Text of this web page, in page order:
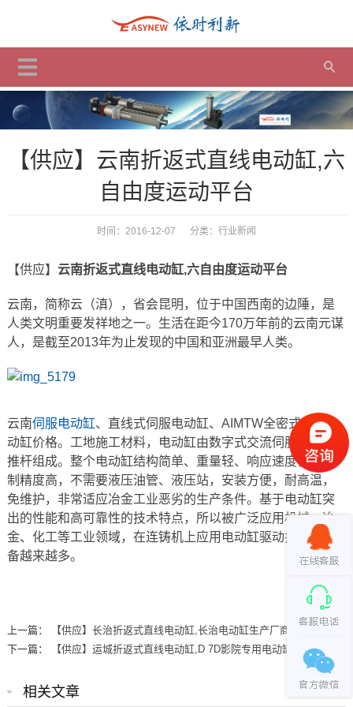
【供应】云南折返式直线电动缸,六
自由度运动平台
时间：2016-12-07 分类： 行业新闻
【供应】 云南折返式直线电动缸,六自由度运动平台
云南，简称云（滇），省会昆明，位于中国西南的边陲，是
人类文明重要发祥地之一。生活在距今170万年前的云南元谋
人，是截至2013年为止发现的中国和亚洲最早人类。
云南伺服电动缸、直线式伺服电动缸、AIMTW全密式伺服电
动缸价格。工地施工材料，电动缸由数字式交流伺服电机和
推杆组成。整个电动缸结构简单、重量轻、响应速度快、控
制精度高，不需要液压油管、液压站，安装方便，耐高温，
免维护，非常适应冶金工业恶劣的生产条件。基于电动缸突
出的性能和高可靠性的技术特点，所以被广泛应用机械、冶
金、化工等工业领域，在连铸机上应用电动缸驱动技术的设
备越来越多。
上一篇：
【供应】长治折返式直线电动缸,长治电动缸生产厂商
下一篇：
【供应】运城折返式直线电动缸,D 7D影院专用电动缸
相关文章